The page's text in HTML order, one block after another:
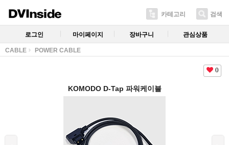
카테고리 검색
로그인 마이페이지 장바구니 관심상품
CABLE POWER CABLE
0
KOMODO D-Tap 파워케이블